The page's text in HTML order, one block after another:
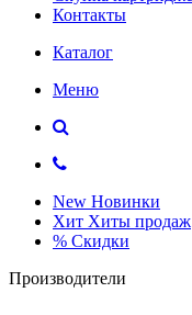
Контакты
Каталог
Меню
New Новинки
Хит Хиты продаж
% Скидки
Производители